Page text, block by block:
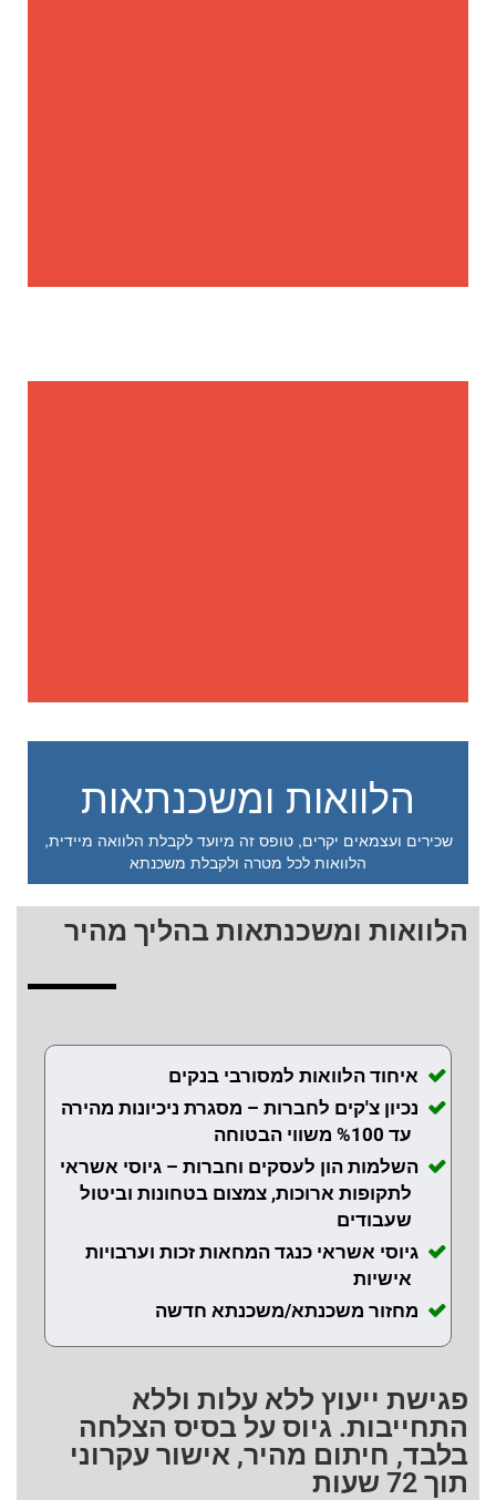
הלוואות ומשכנתאות
שכירים ועצמאים יקרים, טופס זה מיועד לקבלת הלוואה מיידית,
הלוואות לכל מטרה ולקבלת משכנתא
הלוואות ומשכנתאות בהליך מהיר
איחוד הלוואות למסורבי בנקים
נכיון צ'קים לחברות – מסגרת ניכיונות מהירה
עד %100 משווי הבטוחה
השלמות הון לעסקים וחברות – גיוסי אשראי
לתקופות ארוכות, צמצום בטחונות וביטול
שעבודים
גיוסי אשראי כנגד המחאות זכות וערבויות
אישיות
מחזור משכנתא/משכנתא חדשה
פגישת ייעוץ ללא עלות וללא
התחייבות. גיוס על בסיס הצלחה
בלבד, חיתום מהיר, אישור עקרוני
תוך 72 שעות